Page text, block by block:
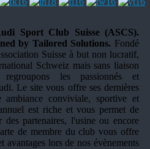
Sport Club Suisse (ASCS).
by Tailored Solutions. Fondé
Suisse à but non lucratif,
Schweiz mais sans liaison
les passionnés et
Le site vous offre ses dernières
conviviale, sportive et
est riche et vous permet de
partenaires, l'usine ou encore
de membre du club vous offre
avantages lors de nos évènements